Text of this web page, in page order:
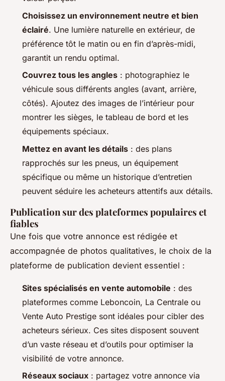
Choisissez un environnement neutre et bien
éclairé. Une lumière naturelle en extérieur, de
préférence tôt le matin ou en fin d’après-midi,
garantit un rendu optimal.
Couvrez tous les angles : photographiez le
véhicule sous différents angles (avant, arrière,
côtés). Ajoutez des images de l’intérieur pour
montrer les sièges, le tableau de bord et les
équipements spéciaux.
Mettez en avant les détails : des plans
rapprochés sur les pneus, un équipement
spécifique ou même un historique d’entretien
peuvent séduire les acheteurs attentifs aux détails.
Publication sur des plateformes populaires et
fiables
Une fois que votre annonce est rédigée et
accompagnée de photos qualitatives, le choix de la
plateforme de publication devient essentiel :
Sites spécialisés en vente automobile : des
plateformes comme Leboncoin, La Centrale ou
Vente Auto Prestige sont idéales pour cibler des
acheteurs sérieux. Ces sites disposent souvent
d’un vaste réseau et d’outils pour optimiser la
visibilité de votre annonce.
Réseaux sociaux : partagez votre annonce via